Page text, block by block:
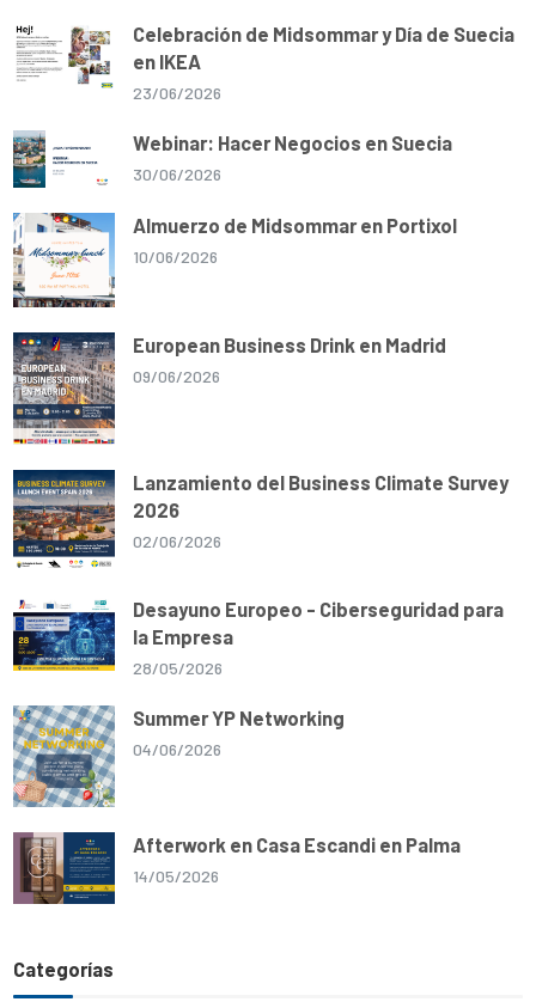
Celebración de Midsommar y Día de Suecia
en IKEA
23/06/2026
Webinar: Hacer Negocios en Suecia
30/06/2026
Almuerzo de Midsommar en Portixol
10/06/2026
European Business Drink en Madrid
09/06/2026
Lanzamiento del Business Climate Survey
2026
02/06/2026
Desayuno Europeo - Ciberseguridad para
la Empresa
28/05/2026
Summer YP Networking
04/06/2026
Afterwork en Casa Escandi en Palma
14/05/2026
Categorías